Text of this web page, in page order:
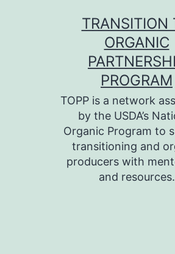
TRANSITION
ORGANIC
PROGRAM
TOPP is a network
by the USDA’s
Organic Program to
transitioning and
producers with
and resources.